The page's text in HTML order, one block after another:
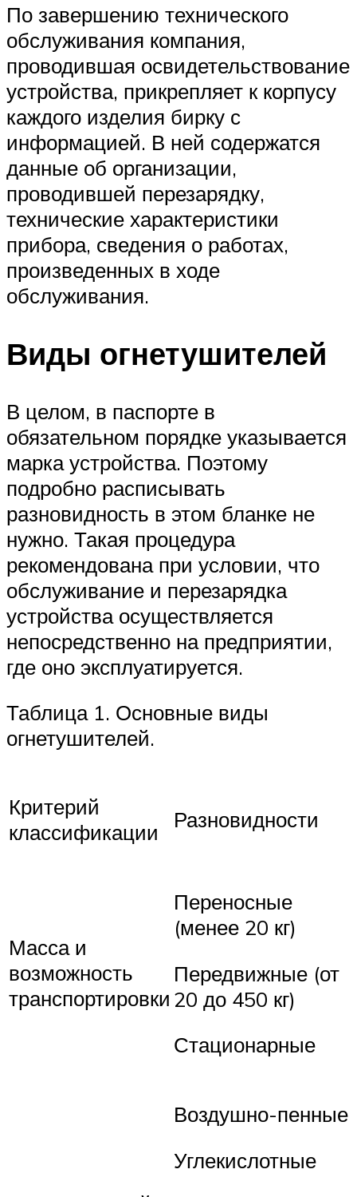
По завершению технического
обслуживания компания,
проводившая освидетельствование
устройства, прикрепляет к корпусу
каждого изделия бирку с
информацией. В ней содержатся
данные об организации,
проводившей перезарядку,
технические характеристики
прибора, сведения о работах,
произведенных в ходе
обслуживания.
Виды огнетушителей
В целом, в паспорте в
обязательном порядке указывается
марка устройства. Поэтому
подробно расписывать
разновидность в этом бланке не
нужно. Такая процедура
рекомендована при условии, что
обслуживание и перезарядка
устройства осуществляется
непосредственно на предприятии,
где оно эксплуатируется.
Таблица 1. Основные виды
огнетушителей.
Критерий
классификации
Разновидности
Масса и
возможность
транспортировки
Переносные
(менее 20 кг)
Передвижные (от
20 до 450 кг)
Стационарные
Воздушно-пенные
Углекислотные